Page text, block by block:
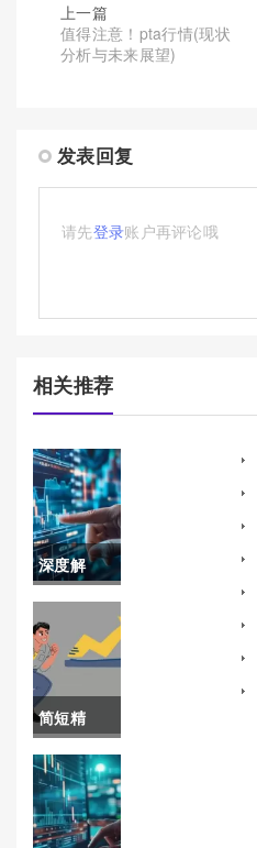
上一篇
值得注意！pta行情(现状
分析与未来展望)
发表回复
请先登录账户再评论哦
相关推荐
深度解
析！国际
期货之星
喊单直播
室(为投资
者提供全
面和准确
简短精
辟！棉花
2205期货
(市场分析